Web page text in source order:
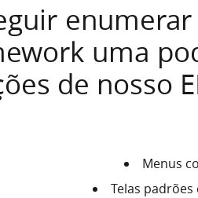
uma
de nosso
Menus
Telas